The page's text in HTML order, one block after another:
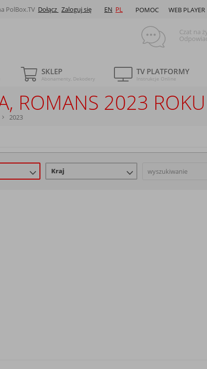
PolBox.TV Dołącz Zaloguj się EN PL WEB PLAYER
POMOC
Czat na
SKLEP
Abonamenty, Dekodery
TV PLATFORMY
Instrukcje Online
ROMANS 2023 ROKU
2023
Kraj